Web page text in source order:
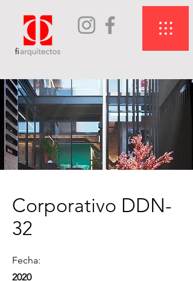
Corporativo DDN-
32
Fecha:
2020